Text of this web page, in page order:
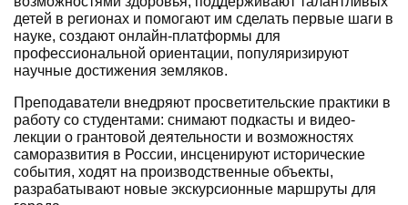
детей в регионах и помогают им сделать первые шаги в
науке, создают онлайн-платформы для
профессиональной ориентации, популяризируют
научные достижения земляков.
Преподаватели внедряют просветительские практики в
работу со студентами: снимают подкасты и видео-
лекции о грантовой деятельности и возможностях
саморазвития в России, инсценируют исторические
события, ходят на производственные объекты,
разрабатывают новые экскурсионные маршруты для